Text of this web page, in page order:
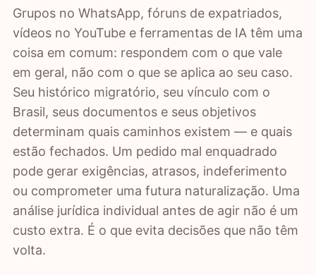
Grupos no WhatsApp, fóruns de expatriados,
vídeos no YouTube e ferramentas de IA têm uma
coisa em comum: respondem com o que vale
em geral, não com o que se aplica ao seu caso.
Seu histórico migratório, seu vínculo com o
Brasil, seus documentos e seus objetivos
determinam quais caminhos existem — e quais
estão fechados. Um pedido mal enquadrado
pode gerar exigências, atrasos, indeferimento
ou comprometer uma futura naturalização. Uma
análise jurídica individual antes de agir não é um
custo extra. É o que evita decisões que não têm
volta.